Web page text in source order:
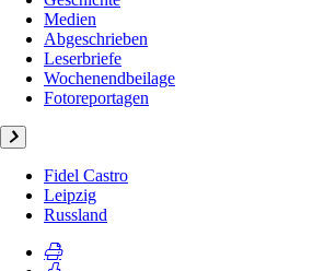
Medien
Abgeschrieben
Leserbriefe
Wochenendbeilage
Fotoreportagen
Fidel Castro
Leipzig
Russland